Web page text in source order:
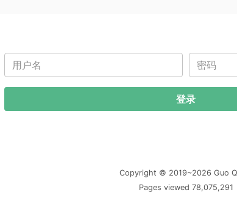
用户名 密 码
登录
Copyright © 2019~2026 Guo
Pages viewed 78,075,291